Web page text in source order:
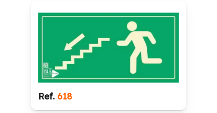
Ref. 618